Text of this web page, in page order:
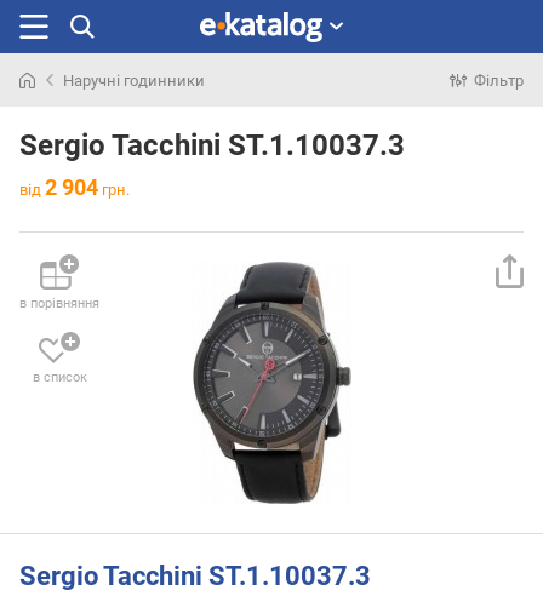
раніше
Наручні годинники Фільтр
Sergio Tacchini ST.1.10037.3
від 2 904 грн.
в порівняння
в список
Sergio Tacchini ST.1.10037.3